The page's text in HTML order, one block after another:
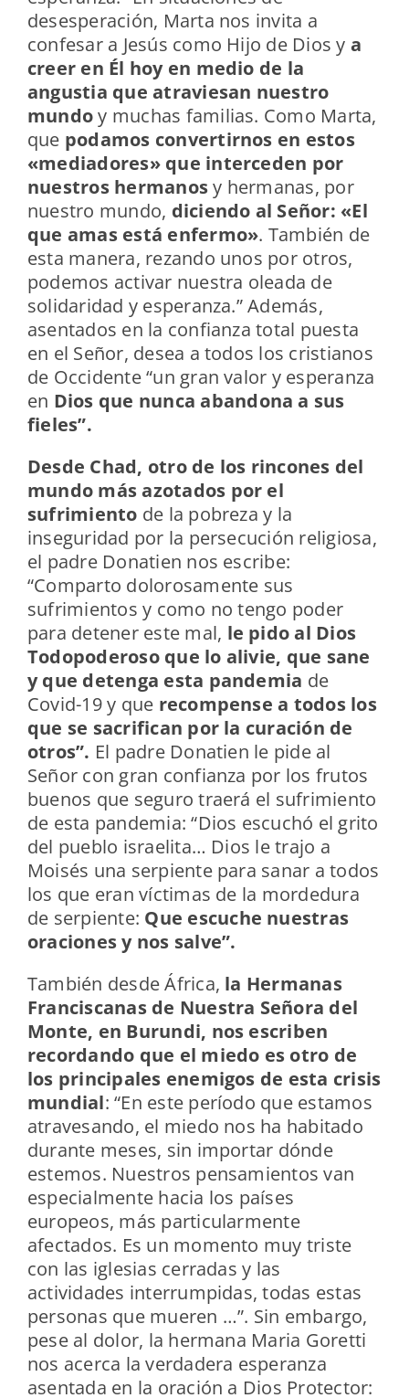
desesperación, Marta nos invita a
confesar a Jesús como Hijo de Dios y a
creer en Él hoy en medio de la
angustia que atraviesan nuestro
mundoy muchas familias. Como Marta,
que podamos convertirnos en estos
«mediadores» que interceden por
nuestros hermanosy hermanas, por
nuestro mundo, diciendo al Señor: «El
que amas está enfermo». También de
esta manera, rezando unos por otros,
podemos activar nuestra oleada de
solidaridad y esperanza.” Además,
asentados en la confianza total puesta
en el Señor, desea a todos los cristianos
de Occidente “un gran valor y esperanza
en Dios que nunca abandona a sus
fieles”.
Desde Chad, otro de los rincones del
mundo más azotados por el
sufrimiento de la pobreza y la
inseguridad por la persecución religiosa,
el padre Donatien nos escribe:
“Comparto dolorosamente sus
sufrimientos y como no tengo poder
para detener este mal, le pido al Dios
Todopoderoso que lo alivie, que sane
y que detenga esta pandemia de
Covid-19 y que recompense a todos los
que se sacrifican por la curación de
otros”. El padre Donatien le pide al
Señor con gran confianza por los frutos
buenos que seguro traerá el sufrimiento
de esta pandemia: “Dios escuchó el grito
del pueblo israelita… Dios le trajo a
Moisés una serpiente para sanar a todos
los que eran víctimas de la mordedura
de serpiente: Que escuche nuestras
oraciones y nos salve”.
También desde África, la Hermanas
Franciscanas de Nuestra Señora del
Monte, en Burundi, nos escriben
recordando que el miedo es otro de
los principales enemigos de esta crisis
mundial: “En este período que estamos
atravesando, el miedo nos ha habitado
durante meses, sin importar dónde
estemos. Nuestros pensamientos van
especialmente hacia los países
europeos, más particularmente
afectados. Es un momento muy triste
con las iglesias cerradas y las
actividades interrumpidas, todas estas
personas que mueren …”. Sin embargo,
pese al dolor, la hermana Maria Goretti
nos acerca la verdadera esperanza
asentada en la oración a Dios Protector: